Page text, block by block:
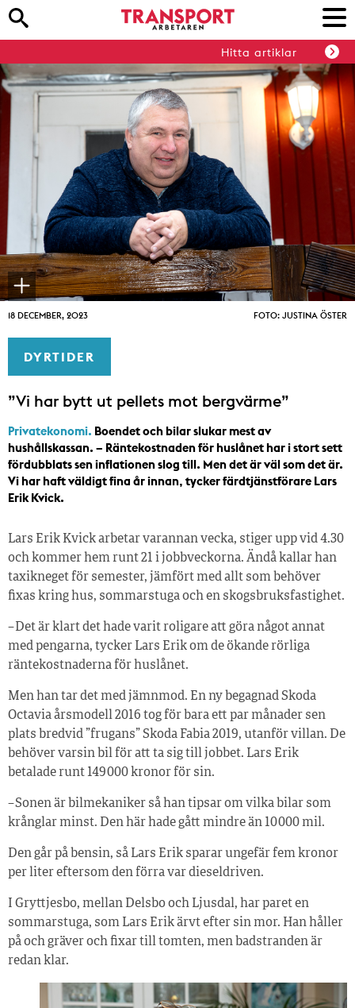
Hitta artiklar
18 DECEMBER, 2023 FOTO: JUSTINA ÖSTER
DYRTIDER
”Vi har bytt ut pellets mot bergvärme”
Privatekonomi. Boendet och bilar slukar mest av
hushållskassan. – Räntekostnaden för huslånet har i stort sett
fördubblats sen inflationen slog till. Men det är väl som det är.
Vi har haft väldigt fina år innan, tycker färdtjänstförare Lars
Erik Kvick.
Lars Erik Kvick arbetar varannan vecka, stiger upp vid 4.30
och kommer hem runt 21 i jobbveckorna. Ändå kallar han
taxikneget för semester, jämfört med allt som behöver
fixas kring hus, sommarstuga och en skogsbruksfastighet.
– Det är klart det hade varit roligare att göra något annat
med pengarna, tycker Lars Erik om de ökande rörliga
räntekostnaderna för huslånet.
Men han tar det med jämnmod. En ny begagnad Skoda
Octavia årsmodell 2016 tog för bara ett par månader sen
plats bredvid ”frugans” Skoda Fabia 2019, utanför villan. De
behöver varsin bil för att ta sig till jobbet. Lars Erik
betalade runt 149 000 kronor för sin.
– Sonen är bilmekaniker så han tipsar om vilka bilar som
krånglar minst. Den här hade gått mindre än 10 000 mil.
Den går på bensin, så Lars Erik sparar ungefär fem kronor
per liter eftersom den förra var dieseldriven.
I Gryttjesbo, mellan Delsbo och Ljusdal, har paret en
sommarstuga, som Lars Erik ärvt efter sin mor. Han håller
på och gräver och fixar till tomten, men badstranden är
redan klar.